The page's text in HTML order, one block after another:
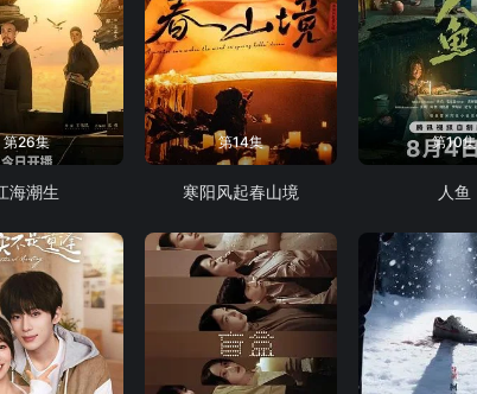
第26集
海潮生
第14集
寒阳风起春山境
第10集
人鱼